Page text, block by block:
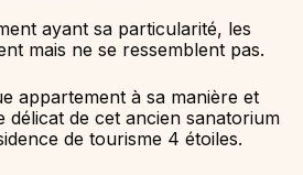
ayant sa particularité, les
mais ne se ressemblent pas.
appartement à sa manière et
délicat de cet ancien sanatorium
de tourisme 4 étoiles.